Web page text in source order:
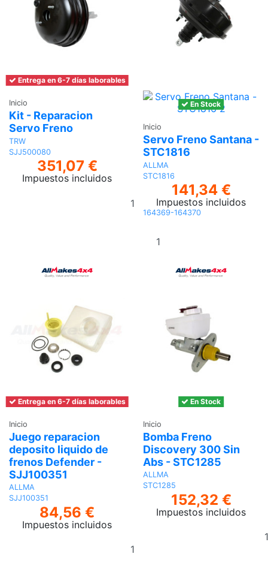
Entrega en 6-7 días laborables
Inicio
Kit - Reparacion
Servo Freno
TRW
SJJ500080
351,07 €
Impuestos incluidos
Añadir
al
En Stock
Inicio
Servo Freno Santana -
STC1816
ALLMA
STC1816
141,34 €
Impuestos incluidos
164369-164370
Entrega en 6-7 días laborables
Inicio
Juego reparacion
deposito liquido de
frenos Defender -
SJJ100351
ALLMA
SJJ100351
84,56 €
Impuestos incluidos
En Stock
Inicio
Bomba Freno
Discovery 300 Sin
Abs - STC1285
ALLMA
STC1285
152,32 €
Impuestos incluidos